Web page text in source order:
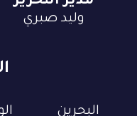
البحرين
وليد صبري